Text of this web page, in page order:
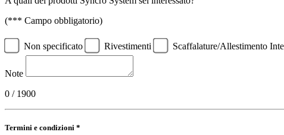
(*** Campo obbligatorio)
Non specificato Rivestimenti Scaffalature/Allestimento
Note
0 / 1900
Termini e condizioni *